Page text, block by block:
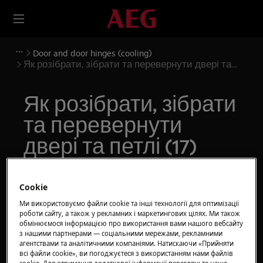
Door and door hinges (cooling)
Як розібрати, зібрати та перевернути двері та
Як розібрати, зібрати
та перевернути
двері та петлі (17)
Перед будь-якими операціями з технічного
обслуговування вимкніть прилад і від'єднайте
штепсельну вилку відрозетки.
Завжди будьте обережні, пересуваючи
Cookie
Ми використовуємо файли cookie та інші технології для оптимізації
роботи сайту, а також у рекламних і маркетингових цілях. Ми також
обмінюємося інформацією про використання вами нашого вебсайту
з нашими партнерами — соціальними мережами, рекламними
агентствами та аналітичними компаніями. Натискаючи «Прийняти
всі файли сookie», ви погоджуєтеся з використанням нами файлів